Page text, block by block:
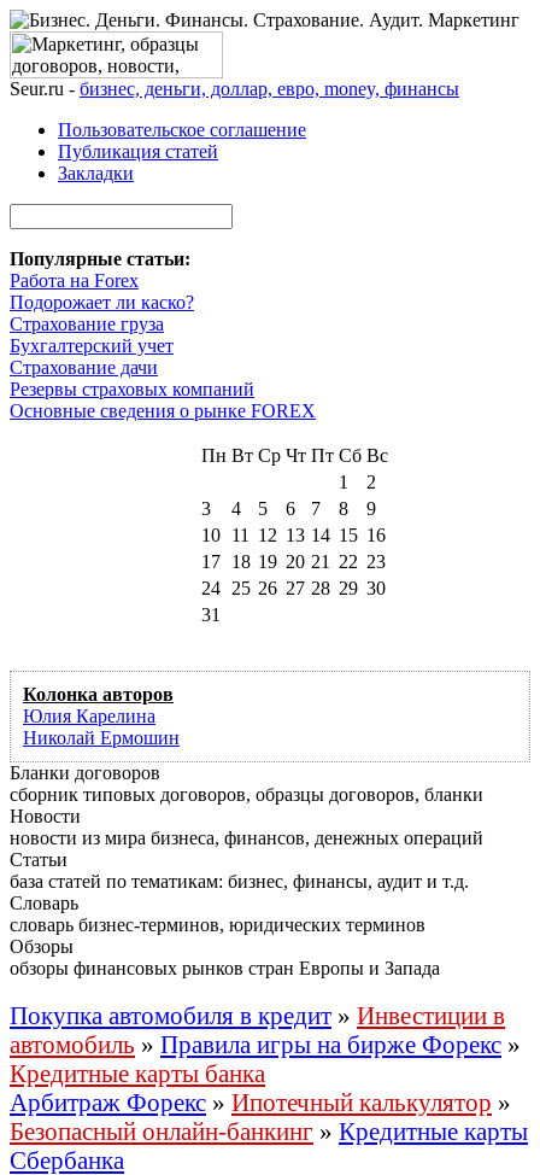
Seur.ru - бизнес, деньги, доллар, евро, money, финансы
Пользовательское соглашение
Публикация статей
Закладки
Популярные статьи:
Работа на Forex
Подорожает ли каско?
Страхование груза
Бухгалтерский учет
Страхование дачи
Резервы страховых компаний
Основные сведения о рынке FOREX
Пн Вт Ср Чт Пт Сб Вс
1
2
3
4 5 6 7 8
9
10
11 12 13 14 15 16
17
18 19 20 21 22 23
24
25 26 27 28 29 30
31
Колонка авторов
Юлия Карелина
Николай Ермошин
Бланки договоров
сборник типовых договоров, образцы договоров, бланки
Новости
новости из мира бизнеса, финансов, денежных операций
Статьи
база статей по тематикам: бизнес, финансы, аудит и т.д.
Словарь
словарь бизнес-терминов, юридических терминов
Обзоры
обзоры финансовых рынков стран Европы и Запада
Покупка автомобиля в кредит » Инвестиции в
автомобиль » Правила игры на бирже Форекс »
Кредитные карты банка
Арбитраж Форекс » Ипотечный калькулятор »
Безопасный онлайн-банкинг » Кредитные карты
Сбербанка